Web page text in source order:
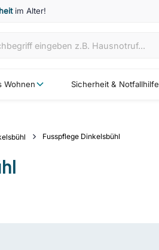
im Alter!
Wohnen Sicherheit & Notfallhilfe
Fusspflege Dinkelsbühl